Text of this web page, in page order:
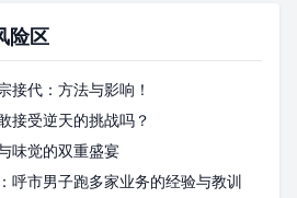
险区
接代：方法与影响！
接受逆天的挑战吗？
味觉的双重盛宴
呼市男子跑多家业务的经验与教训